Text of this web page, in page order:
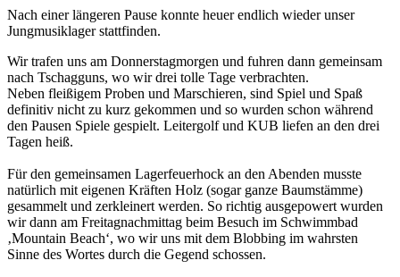
Nach einer längeren Pause konnte heuerendlich wieder unser
Jungmusiklager stattfinden.
Wir trafen uns am Donnerstagmorgen und fuhren dann gemeinsam
nach Tschagguns, wo wir drei tolle Tage verbrachten.
Neben fleißigem Proben und Marschieren, sind Spiel und Spaß
definitiv nicht zu kurz gekommen und so wurden schon während
den Pausen Spiele gespielt. Leitergolf und KUB liefen an den drei
Tagen heiß.
Für den gemeinsamen Lagerfeuerhock an den Abenden musste
natürlich mit eigenen Kräften Holz (sogar ganze Baumstämme)
gesammelt und zerkleinert werden. So richtig ausgepowert wurden
wir dann am Freitagnachmittag beim Besuch im Schwimmbad
‚Mountain Beach‘, wo wir uns mit dem Blobbing im wahrsten
Sinne des Wortes durch die Gegend schossen.